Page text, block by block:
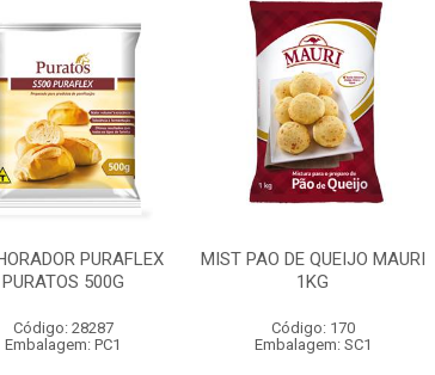
PURAFLEX
PURATOS 500G
Código: 28287
Embalagem: PC1
MIST PAO DE QUEIJO MAURI
1KG
Código: 170
Embalagem: SC1